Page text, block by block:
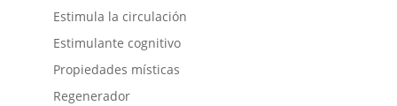
Estimula la circulación
Estimulante cognitivo
Propiedades místicas
Regenerador